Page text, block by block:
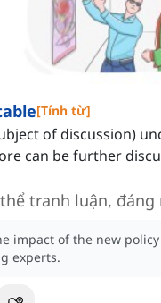
[Tính từ]
of discussion)
can be further
tranh luận, đáng
impact of the new
experts.